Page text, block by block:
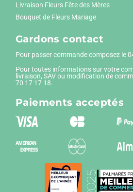
Livraison Fleurs Fête des Mères
Bouquet de Fleurs Mariage
Gardons contact
Pour passer commande composez le
Pour toutes informations sur votre
livraison, SAV ou modification de
70 17 17 18.
Paiements acceptés